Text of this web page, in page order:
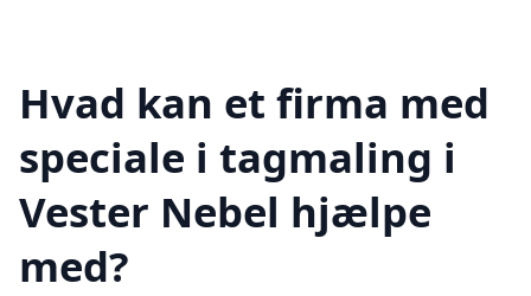
Hvad kan et firma med
speciale i tagmaling i
Vester Nebel hjælpe
med?